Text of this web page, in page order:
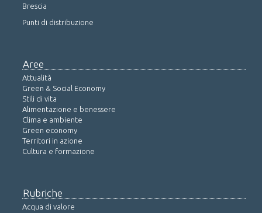
Brescia
Punti di distribuzione
Aree
Attualità
Green & Social Economy
Stili di vita
Alimentazione e benessere
Clima e ambiente
Green economy
Territori in azione
Cultura e formazione
Rubriche
Acqua di valore